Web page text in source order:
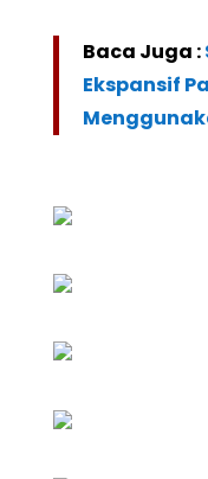
Baca Juga :
Ekspansif